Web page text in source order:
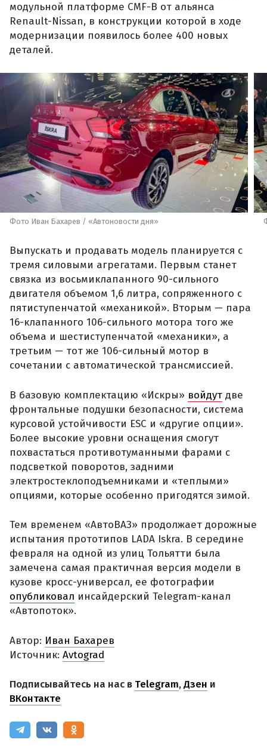
модульной платформе CMF-B от альянса
Renault-Nissan, в конструкции которой в ходе
модернизации появилось более 400 новых
деталей.
Фото Иван Бахарев / «Автоновости дня»
Выпускать и продавать модель планируется с
тремя силовыми агрегатами. Первым станет
связка из восьмиклапанного 90-сильного
двигателя объемом 1,6 литра, сопряженного с
пятиступенчатой «механикой». Вторым — пара
16-клапанного 106-сильного мотора того же
объема и шестиступенчатой «механики», а
третьим — тот же 106-сильный мотор в
сочетании с автоматической трансмиссией.
В базовую комплектацию «Искры» войдут две
фронтальные подушки безопасности, система
курсовой устойчивости ESC и «другие опции».
Более высокие уровни оснащения смогут
похвастаться противотуманными фарами с
подсветкой поворотов, задними
электростеклоподъемниками и «теплыми»
опциями, которые особенно пригодятся зимой.
Тем временем «АвтоВАЗ» продолжает дорожные
испытания прототипов LADA Iskra. В середине
февраля на одной из улиц Тольятти была
замечена самая практичная версия модели в
кузове кросс-универсал, ее фотографии
опубликовал инсайдерский Telegram-канал
«Автопоток».
Автор: Иван Бахарев
Источник: Avtograd
Подписывайтесь на нас в Telegram,Дзен и
ВКонтакте